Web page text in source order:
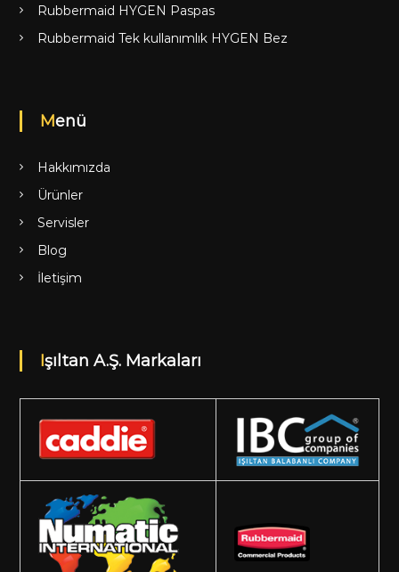
Rubbermaid HYGEN Paspas
Rubbermaid Tek kullanımlık HYGEN Bez
Menü
Hakkımızda
Ürünler
Servisler
Blog
İletişim
Işıltan A.Ş. Markaları